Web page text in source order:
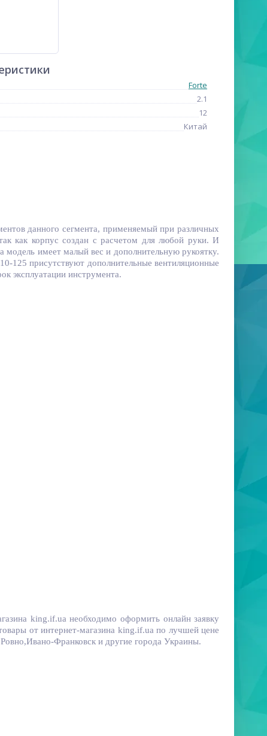
Forte
2.1
12
Китай
данного сегмента, применяемый при различных
как корпус создан с расчетом для любой руки. И
имеет малый вес и дополнительную рукоятку.
125 присутствуют дополнительные вентиляционные
эксплуатации инструмента.
king.if.ua необходимо оформить онлайн заявку
от интернет-магазина king.if.ua по лучшей цене
Франковск и другие города Украины.